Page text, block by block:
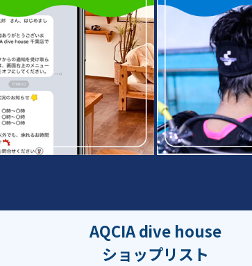
AQCIA dive house
ショップリスト